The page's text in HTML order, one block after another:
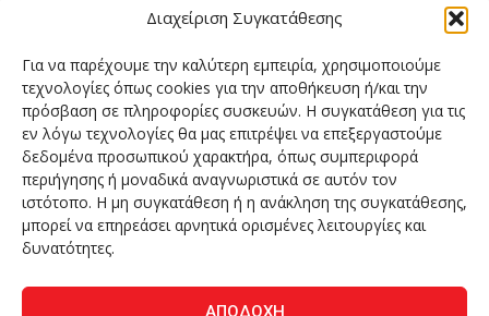
Διαχείριση Συγκατάθεσης
Για να παρέχουμε την καλύτερη εμπειρία, χρησιμοποιούμε
τεχνολογίες όπως cookies για την αποθήκευση ή/και την
πρόσβαση σε πληροφορίες συσκευών. Η συγκατάθεση για τις
εν λόγω τεχνολογίες θα μας επιτρέψει να επεξεργαστούμε
δεδομένα προσωπικού χαρακτήρα, όπως συμπεριφορά
περιήγησης ή μοναδικά αναγνωριστικά σε αυτόν τον
ιστότοπο. Η μη συγκατάθεση ή η ανάκληση της συγκατάθεσης,
μπορεί να επηρεάσει αρνητικά ορισμένες λειτουργίες και
δυνατότητες.
ΑΠΟΔΟΧΉ
Όνομα Ιδιοκτήτη και Νόμιμο Πρόσωπο: Θεόδωρος Δημητριάδης
Διευθυντής Σύνταξης:Ευθυμιάτου Μαίρη
Domain:grillmagazine.gr
Δικαιούχος Domain:Θεόδωρος Δημητριάδης
Διευθυντής:Θεόδωρος Δημητριάδης
Διαχειριστής:Θεόδωρος Δημητριάδης
Δήλωση Συμμόρφωσης
Αριθμός Πιστοποίησης Μ.Η.Τ.: